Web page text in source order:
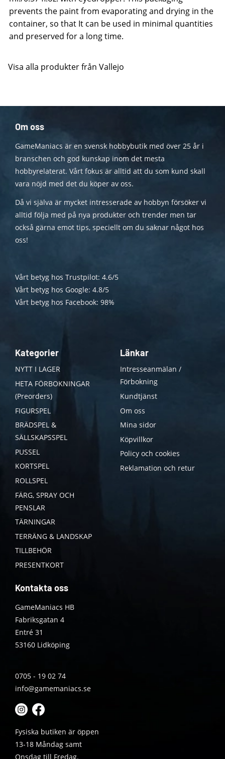
prevents the paint from evaporating and drying in the
container, so that It can be used in minimal quantities
and preserved for a long time.
Visa alla produkter från Vallejo
Om oss
GameManiacs är en svensk hobbybutik med över 25 år i
branschen och god kunskap inom det mesta
hobbyrelaterat. Vårt fokus är alltid att du som kund skall
vara nöjd med det du köper av oss.
Då vi själva är mycket intresserade av hobbyn försöker vi
alltid följa med på nya produkter och trender men tar
också gärna emot tips, speciellt om du saknar något hos
oss!
Vårt betyg hos Trustpilot: 4.6/5
Vårt betyg hos Google: 4.8/5
Vårt betyg hos Facebook: 98%
Kategorier
NYTT I LAGER
HETA FÖRBOKNINGAR
(Preorders)
FIGURSPEL
BRÄDSPEL &
SÄLLSKAPSSPEL
PUSSEL
KORTSPEL
ROLLSPEL
FÄRG, SPRAY OCH
PENSLAR
TÄRNINGAR
TERRÄNG & LANDSKAP
TILLBEHÖR
PRESENTKORT
Länkar
Intresseanmälan /
Förbokning
Kundtjänst
Om oss
Mina sidor
Köpvillkor
Policy och cookies
Reklamation och retur
Kontakta oss
GameManiacs HB
Fabriksgatan 4
Entré 31
53160 Lidköping
0705 - 19 02 74
info@gamemaniacs.se
Fysiska butiken är öppen
13-18 Måndag samt
Onsdag till Fredag.